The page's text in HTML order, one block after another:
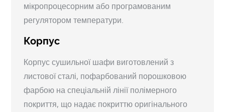
мікропроцесорним або програмованим
регулятором температури.
Корпус
Корпус сушильної шафи виготовлений з
листової сталі, пофарбований порошковою
фарбою на спеціальній лінії полімерного
покриття, що надає покриттю оригінального